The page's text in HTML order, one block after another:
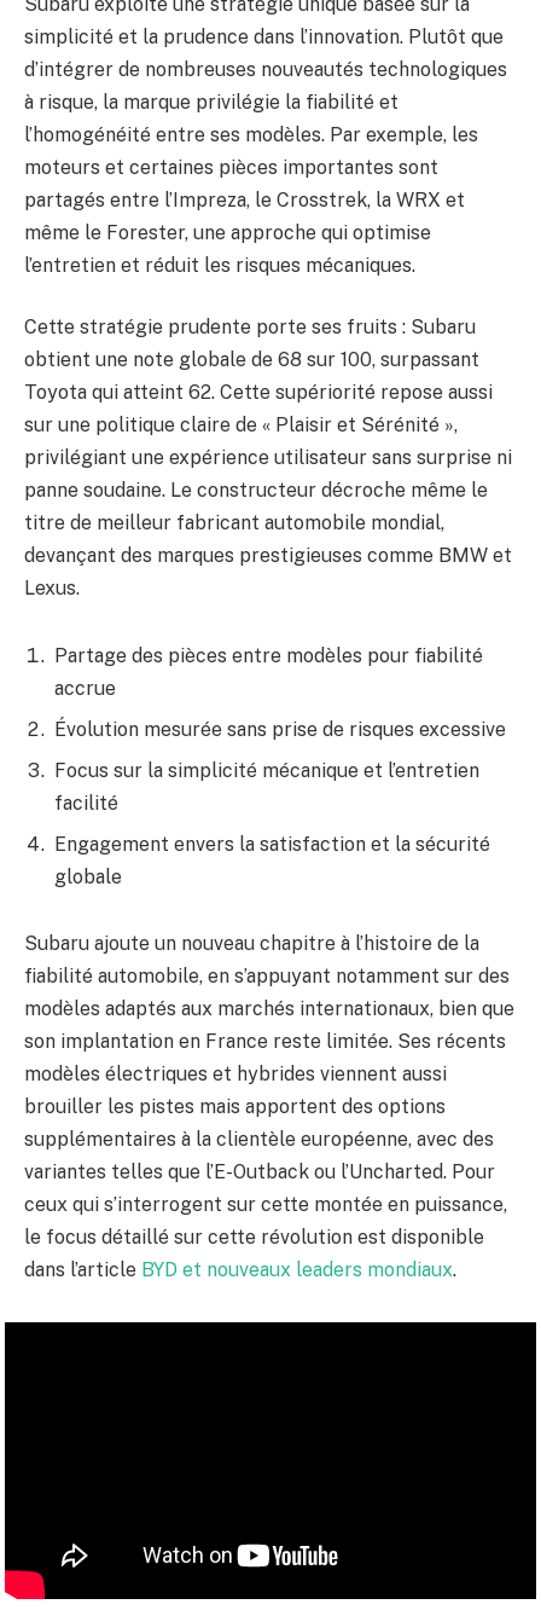
simplicité et la prudence dans l’innovation. Plutôt que
d’intégrer de nombreuses nouveautés technologiques
à risque, la marque privilégie la fiabilité et
l’homogénéité entre ses modèles. Par exemple, les
moteurs et certaines pièces importantes sont
partagés entre l’Impreza, le Crosstrek, la WRX et
même le Forester, une approche qui optimise
l’entretien et réduit les risques mécaniques.
Cette stratégie prudente porte ses fruits : Subaru
obtient une note globale de 68 sur 100, surpassant
Toyota qui atteint 62. Cette supériorité repose aussi
sur une politique claire de « Plaisir et Sérénité »,
privilégiant une expérience utilisateur sans surprise ni
panne soudaine. Le constructeur décroche même le
titre de meilleur fabricant automobile mondial,
devançant des marques prestigieuses comme BMW et
Lexus.
Partage des pièces entre modèles pour fiabilité
accrue
Évolution mesurée sans prise de risques excessive
Focus sur la simplicité mécanique et l’entretien
facilité
Engagement envers la satisfaction et la sécurité
globale
Subaru ajoute un nouveau chapitre à l’histoire de la
fiabilité automobile, en s’appuyant notamment sur des
modèles adaptés aux marchés internationaux, bien que
son implantation en France reste limitée. Ses récents
modèles électriques et hybrides viennent aussi
brouiller les pistes mais apportent des options
supplémentaires à la clientèle européenne, avec des
variantes telles que l’E-Outback ou l’Uncharted. Pour
ceux qui s’interrogent sur cette montée en puissance,
le focus détaillé sur cette révolution est disponible
dans l’article BYD et nouveaux leaders mondiaux.